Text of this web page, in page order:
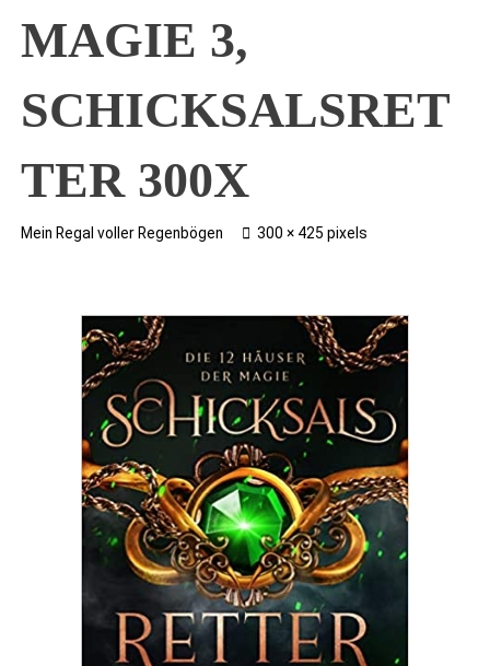
MAGIE 3,
SCHICKSALSRET
TER 300X
Mein Regal voller Regenbögen
Full300 × 425 pixels